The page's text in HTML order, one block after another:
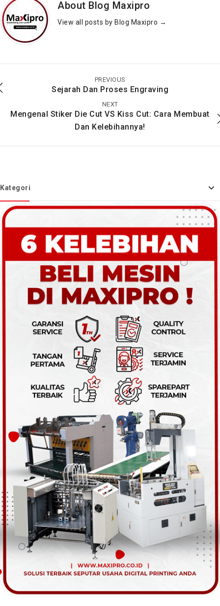
Digunakan
Digunakan
About Blog Maxipro
View all posts by Blog Maxipro →
PREVIOUS
Sejarah Dan Proses Engraving
NEXT
Mengenal Stiker Die Cut VS Kiss Cut: Cara Membuat
Dan Kelebihannya!
Kategori